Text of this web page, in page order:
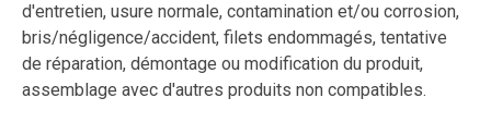
d'entretien, usure normale, contamination et/ou corrosion,
bris/négligence/accident, filets endommagés, tentative
de réparation, démontage ou modification du produit,
assemblage avec d'autres produits non compatibles.